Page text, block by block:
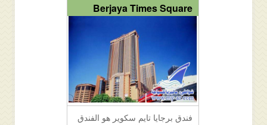
Berjaya Times Square
فندق برجايا تايم سكوير هو الفندق